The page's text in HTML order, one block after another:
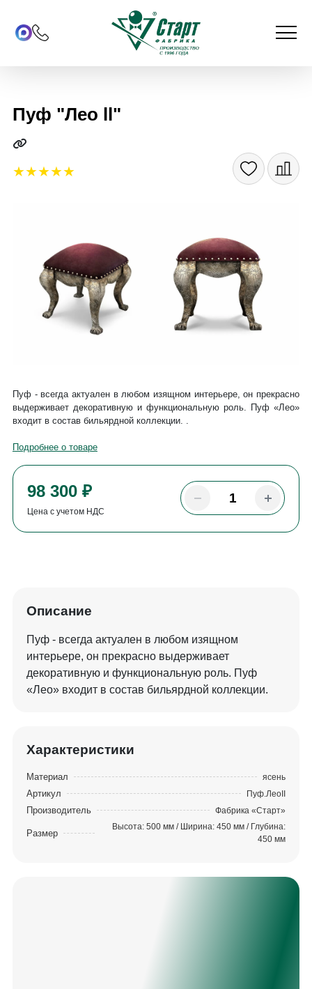
Пуф "Лео ll"
98 300 ₽
Цена с учетом НДС
Пуф - всегда актуален в любом изящном интерьере, он прекрасно
выдерживает декоративную и функциональную роль. Пуф «Лео»
входит в состав бильярдной коллекции. .
Подробнее о товаре
Описание
Пуф - всегда актуален в любом изящном
интерьере, он прекрасно выдерживает
декоративную и функциональную роль. Пуф
«Лео» входит в состав бильярдной коллекции.
Характеристики
Материал ясень
Артикул Пуф.ЛеоII
Производитель Фабрика «Старт»
Размер
Высота: 500 мм / Ширина: 450 мм / Глубина:
450 мм